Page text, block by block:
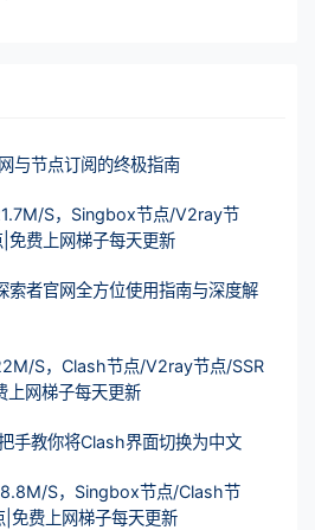
与节点订阅的终极指南
S，Singbox节点/V2ray节
免费上网梯子每天更新
索者官网全方位使用指南与深度解
S，Clash节点/V2ray节点/SSR
网梯子每天更新
手教你将Clash界面切换为中文
S，Singbox节点/Clash节
免费上网梯子每天更新